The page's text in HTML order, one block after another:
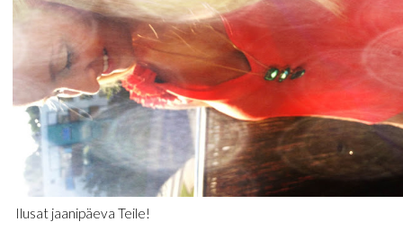
Ilusat jaanipäeva Teile!